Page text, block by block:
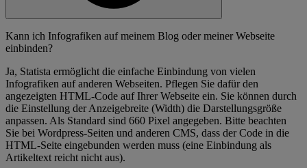
Kann ich Infografiken auf meinem Blog oder meiner Webseite
einbinden?
Ja, Statista ermöglicht die einfache Einbindung von vielen
Infografiken auf anderen Webseiten. Pflegen Sie dafür den
angezeigten HTML-Code auf Ihrer Webseite ein. Sie können durch
die Einstellung der Anzeigebreite (Width) die Darstellungsgröße
anpassen. Als Standard sind 660 Pixel angegeben. Bitte beachten
Sie bei Wordpress-Seiten und anderen CMS, dass der Code in die
HTML-Seite eingebunden werden muss (eine Einbindung als
Artikeltext reicht nicht aus).